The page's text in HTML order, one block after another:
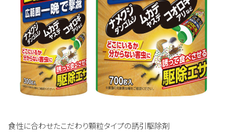
食性に合わせたこだわり顆粒タイプの誘引駆除剤